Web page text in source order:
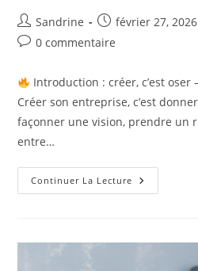
Auteur/autrice
de
Sandrine
Publication
publiée :
février 27, 2026
Commentaires
la
publication :
0 commentaire
Introduction : créer, c’est
Créer son entreprise, c’est
façonner une vision, prendre un
entre…
Continuer La Lecture Meilleur
Crédit
Suisse